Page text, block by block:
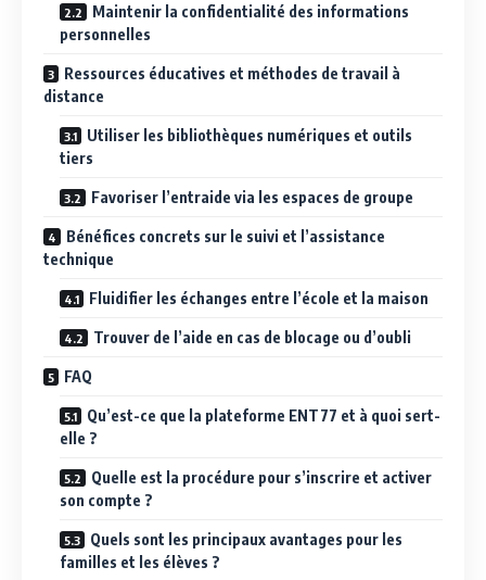
Maintenir la confidentialité des informations
personnelles
Ressources éducatives et méthodes de travail à
distance
Utiliser les bibliothèques numériques et outils
tiers
Favoriser l’entraide via les espaces de groupe
Bénéfices concrets sur le suivi et l’assistance
technique
Fluidifier les échanges entre l’école et la maison
Trouver de l’aide en cas de blocage ou d’oubli
FAQ
Qu’est-ce que la plateforme ENT77 et à quoi sert-
elle ?
Quelle est la procédure pour s’inscrire et activer
son compte ?
Quels sont les principaux avantages pour les
familles et les élèves ?